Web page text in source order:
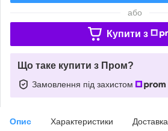
або
Купити з
Що таке купити з Пром?
Замовлення під захистом
Опис Характеристики Доставка